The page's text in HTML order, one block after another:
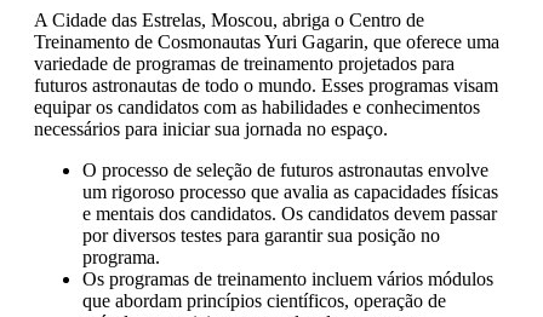
A Cidade das Estrelas, Moscou, abriga o Centro de
Treinamento de Cosmonautas Yuri Gagarin, que oferece uma
variedade de programas de treinamento projetados para
futuros astronautas de todo o mundo. Esses programas visam
equipar os candidatos com as habilidades e conhecimentos
necessários para iniciar sua jornada no espaço.
O processo de seleção de futuros astronautas envolve
um rigoroso processo que avalia as capacidades físicas
e mentais dos candidatos. Os candidatos devem passar
por diversos testes para garantir sua posição no
programa.
Os programas de treinamento incluem vários módulos
que abordam princípios científicos, operação de